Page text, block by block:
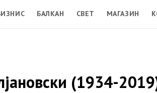
БАЛКАН СВЕТ МАГАЗИН
(1934-